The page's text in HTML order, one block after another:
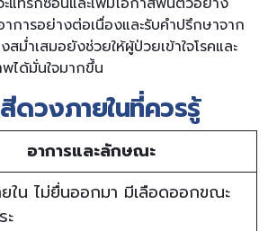
การอย่างต่อเนื่องและรับคำปรึกษาจาก
ม่ำเสมอยังช่วยให้ผู้ป่วยเข้าใจโรคและ
ได้มั่นใจมากขึ้น
ดวงภายในที่ควรรู้
อาการและลักษณะ
ใน ไม่ยื่นออกมา มีเลือดออกขณะ
ะ